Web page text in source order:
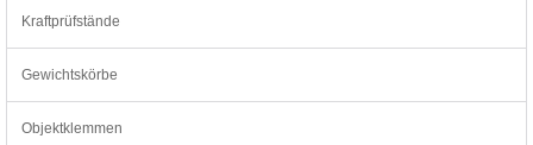
Kraftprüfstände
Gewichtskörbe
Objektklemmen